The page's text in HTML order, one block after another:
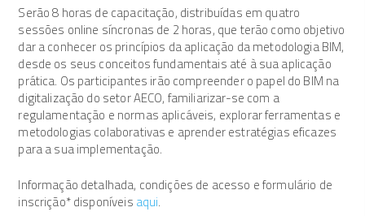
Serão 8 horas de capacitação, distribuídas em quatro
sessões online síncronas de 2 horas, que terão como objetivo
dar a conhecer os princípios da aplicação da metodologia BIM,
desde os seus conceitos fundamentais até à sua aplicação
prática. Os participantes irão compreender o papel do BIM na
digitalização do setor AECO, familiarizar-se com a
regulamentação e normas aplicáveis, explorar ferramentas e
metodologias colaborativas e aprender estratégias eficazes
para a sua implementação.
Informação detalhada, condições de acesso e formulário de
inscrição* disponíveisaqui.